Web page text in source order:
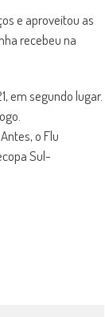
e aproveitou as
recebeu na
em segundo lugar.
o Flu
Sul-